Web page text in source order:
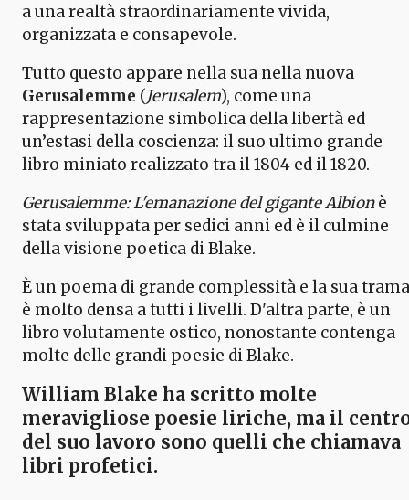
a una realtà straordinariamente vivida,
organizzata e consapevole.
Tutto questo appare nella sua nella nuova
Gerusalemme (Jerusalem), come una
rappresentazione simbolica della libertà ed
un’estasi della coscienza: il suo ultimo grande
libro miniato realizzato tra il 1804 ed il 1820.
Gerusalemme: L'emanazione del gigante Albionè
stata sviluppata per sedici anni ed è il culmine
della visione poetica di Blake.
È un poema di grande complessità e la sua trama
è molto densa a tutti i livelli. D'altra parte, è un
libro volutamente ostico, nonostante contenga
molte delle grandi poesie di Blake.
William Blake ha scritto molte
meravigliose poesie liriche, ma il
del suo lavoro sono quelli che chiamava
libri profetici.